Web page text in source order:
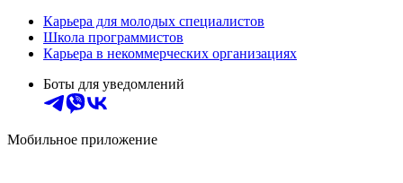
Карьера для молодых специалистов
Школа программистов
Карьера в некоммерческих организациях
Боты для уведомлений
Мобильное приложение